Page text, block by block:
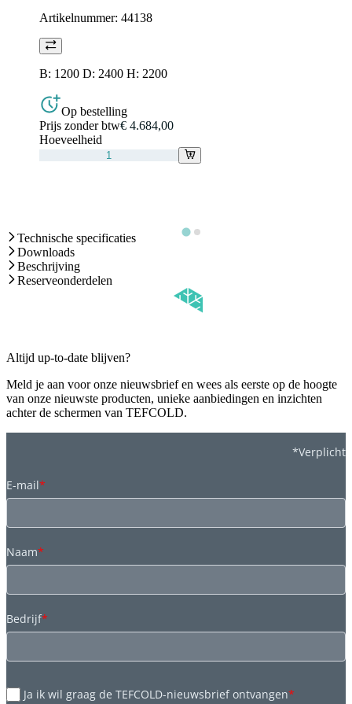
Artikelnummer: 44138
B: 1200 D: 2400 H: 2200
Op bestelling
Prijs zonder btw€ 4.684,00
Hoeveelheid
Technische specificaties
Downloads
Beschrijving
Reserveonderdelen
Altijd up-to-date blijven?
Meld je aan voor onze nieuwsbrief en wees als eerste op de hoogte
van onze nieuwste producten, unieke aanbiedingen en inzichten
achter de schermen van TEFCOLD.
*Verplicht
E-mail*
Naam*
Bedrijf*
Ja ik wil graag de TEFCOLD-nieuwsbrief ontvangen*